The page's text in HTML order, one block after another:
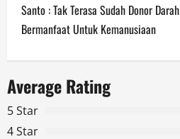
t
n
a
v
Santo : Tak Terasa Sudah Donor
Bermanfaat Untuk Kemanusiaan
Average Rating
5 Star
4 Star